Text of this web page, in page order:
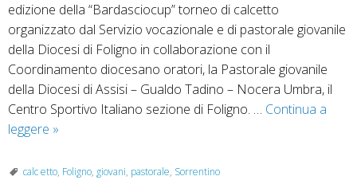
edizione della “Bardasciocup” torneo di calcetto
organizzato dal Servizio vocazionale e di pastorale giovanile
della Diocesi di Foligno in collaborazione con il
Coordinamento diocesano oratori, la Pastorale giovanile
della Diocesi di Assisi – Gualdo Tadino – Nocera Umbra, il
Centro Sportivo Italiano sezione di Foligno. … Continua a
leggere Bardasciocup
torneo
»
calc etto, Foligno, giovani, pastorale, Sorrentino